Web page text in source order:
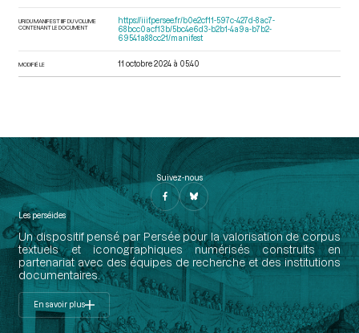
URI DU MANIFEST IIIF DU VOLUME
CONTENANT LE DOCUMENT
https://iiif.persee.fr/b0e2cf11-597c-427d-8ac7-
68bcc0acf13b/5bc4e6d3-b2b1-4a9a-b7b2-
69541a88cc21/manifest
MODIFIÉ LE 11 octobre 2024 à 05:40
Suivez-nous
Les perséides
Un dispositif pensé par Persée pour la valorisation de corpus
textuels et iconographiques numérisés construits en
partenariat avec des équipes de recherche et des institutions
documentaires.
En savoir plus